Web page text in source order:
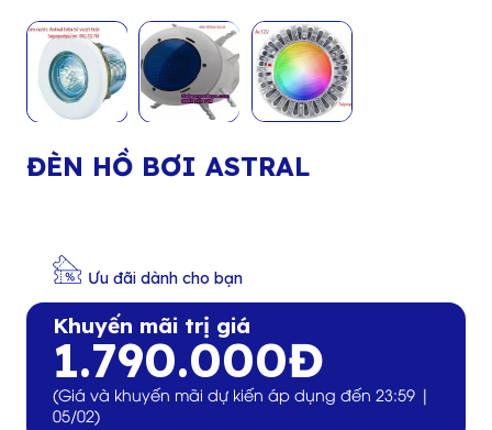
ĐÈN HỒ BƠI ASTRAL
Ưu đãi dành cho bạn
Khuyến mãi trị giá
1.790.000Đ
(Giá và khuyến mãi dự kiến áp dụng đến 23:59 |
05/02)